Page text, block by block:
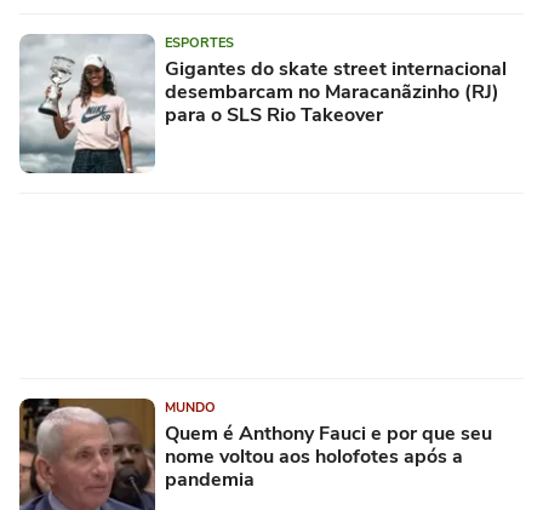
ESPORTES
Gigantes do skate street internacional
desembarcam no Maracanãzinho (RJ)
para o SLS Rio Takeover
MUNDO
Quem é Anthony Fauci e por que seu
nome voltou aos holofotes após a
pandemia